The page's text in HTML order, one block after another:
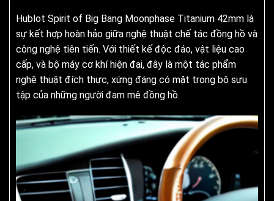
Hublot Spirit of Big Bang Moonphase Titanium 42mm là
sự kết hợp hoàn hảo giữa nghệ thuật chế tác đồng hồ và
công nghệ tiên tiến. Với thiết kế độc đáo, vật liệu cao
cấp, và bộ máy cơ khí hiện đại, đây là một tác phẩm
nghệ thuật đích thực, xứng đáng có mặt trong bộ sưu
tập của những người đam mê đồng hồ.